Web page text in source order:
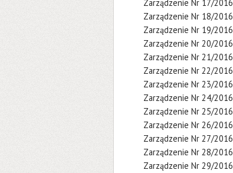
Zarządzenie Nr 17/2016
Zarządzenie Nr 18/2016
Zarządzenie Nr 19/2016
Zarządzenie Nr 20/2016
Zarządzenie Nr 21/2016
Zarządzenie Nr 22/2016
Zarządzenie Nr 23/2016
Zarządzenie Nr 24/2016
Zarządzenie Nr 25/2016
Zarządzenie Nr 26/2016
Zarządzenie Nr 27/2016
Zarządzenie Nr 28/2016
Zarządzenie Nr 29/2016